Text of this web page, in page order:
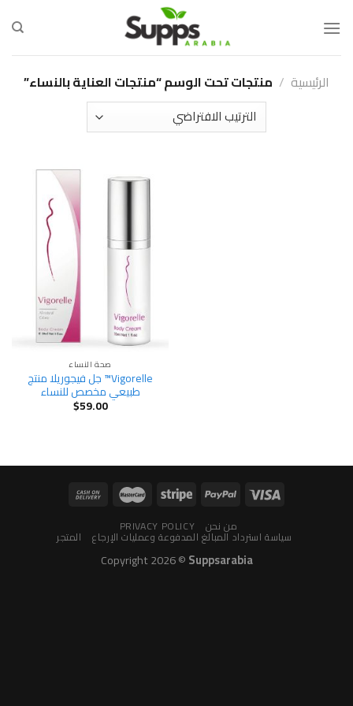
الرئيسية / منتجات تحت الوسم “منتجات العناية بالنساء”
صحة النساء
Vigorelle™ جل فيجوريلا منتج
طبيعي مخصص للنساء
$59.00
من نحن PRIVACY POLICY
سياسة استرداد المبالغ المدفوعة وعمليات الإرجاع المتجر
Copyright 2026 ©Suppsarabia